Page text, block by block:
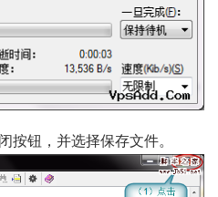
按钮，并选择保存文件。